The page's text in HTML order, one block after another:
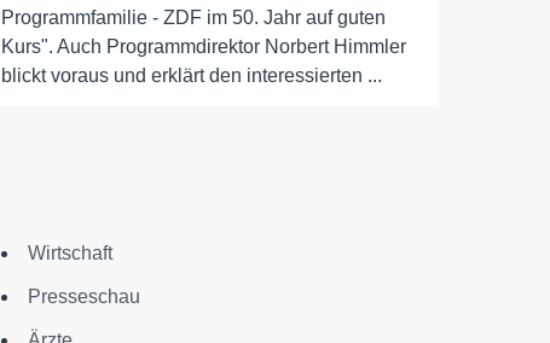
Programmfamilie - ZDF im 50. Jahr auf guten
Kurs". Auch Programmdirektor Norbert Himmler
blickt voraus und erklärt den interessierten ...
Wirtschaft
Presseschau